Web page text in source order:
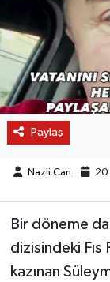
Paylaş
Nazli Can
Bir döneme
dizisindeki Fıs
kazınan